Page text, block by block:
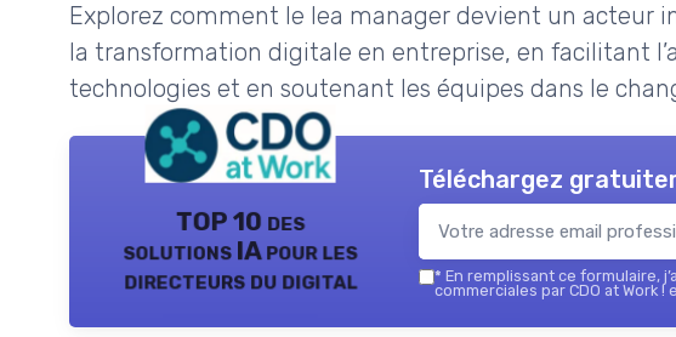
Explorez comment le lea manager devient un acteur
la transformation digitale en entreprise, en facilitant
technologies et en soutenant les équipes dans le
TOP 10 des
solutions IA pour les
directeurs du digital
Téléchargez
* En remplissant ce formulaire,
commerciales par CDO at Work